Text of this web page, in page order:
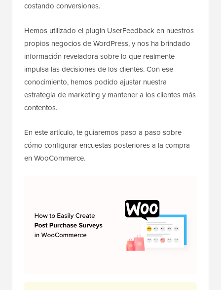
costando conversiones.
Hemos utilizado el plugin UserFeedback en nuestros
propios negocios de WordPress, y nos ha brindado
información reveladora sobre lo que realmente
impulsa las decisiones de los clientes. Con ese
conocimiento, hemos podido ajustar nuestra
estrategia de marketing y mantener a los clientes más
contentos.
En este artículo, te guiaremos paso a paso sobre
cómo configurar encuestas posteriores a la compra
en WooCommerce.